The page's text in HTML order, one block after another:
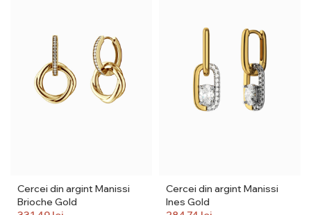
Cercei din argint Manissi
Brioche Gold
Cercei din argint Manissi
Ines Gold